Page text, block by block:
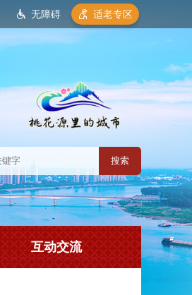
无障碍 适老专区
互动交流